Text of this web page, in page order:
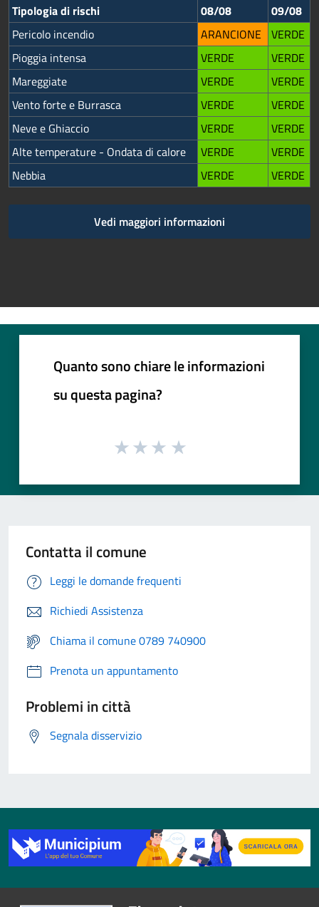
Tipologia di rischi 08/08
09/08
Pericolo incendio
ARANCIONE VERDE
Pioggia intensa
VERDE
VERDE
Mareggiate
VERDE
VERDE
Vento forte e Burrasca
VERDE
VERDE
Neve e Ghiaccio
VERDE
VERDE
Alte temperature - Ondata di calore
VERDE
VERDE
Nebbia
VERDE VERDE
Vedi maggiori informazioni
Quanto sono chiare le informazioni
su questa pagina?
Contatta il comune
Leggi le domande frequenti
Richiedi Assistenza
Chiama il comune 0789 740900
Prenota un appuntamento
Problemi in città
Segnala disservizio